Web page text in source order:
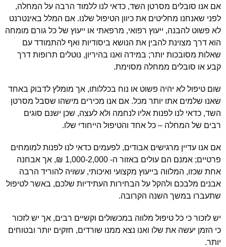
אם אנו סובלים מסרטן השד, כדאי לנו ללמוד הרבה על המחלה,
לפני שאנחנו מחליטים את כיוון הטיפול שלנו. אם המלל באינטרנט
לא פשוט להבנה, ייעוץ רפואי, מרפאתי או ייעוץ של כל גורם מומחה
הוא דרך מצוינת להבין את הנושא ביסודיות ואף להתמודד עם
שאלות מסובכות יותר; במידה ואנו בהיריון, נוטלים תרופות דרך
קבע או סובלים ממחלה מסוימת.
שום טיפול לא יהיה פשוט או נוח בכללותו, אך מומלץ לדבוק באחד
שאנו שלמים אתו יותר מכל. אם אנו מכירים מישהו שסבל מסרטן
השד, כדאי לנו לפנות אליו לנחמה ולא לעצה, שכן ישנם סוגים
רבים של המחלה – כל אחד והטיפול הייחודי שלו.
אם אנו עדיין מרגישים אבודים, לפעמים כדאי לנו לפנות למומחים
פרטיים; אמנם הם עולים באזור ה- 1,000-2,000 ₪, אך אבחנה
אחת שכזו, המלווה בייעוץ מקצועי ואיכותי, עשויה להוריד הרבה
אבנים מלבכם ולהקל על הבחירות העתידיות שלכם, באשר לטיפול
שתעברו במשך השנה הקרובה.
יש לזכור כי כל טיפול מלווה במכשולים וקשיים רבים, אך יש לזכור
כי הזמן יעשה את שלו ואנו נצא ממנו שורדים, חזקים יותר ובטוחים
יותר.